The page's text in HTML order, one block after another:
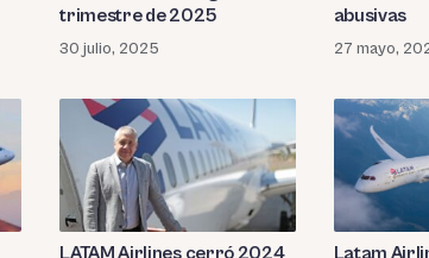
trimestre de 2025
30 julio, 2025
abusivas
27 mayo,
LATAM Airlines cerró 2024
Latam